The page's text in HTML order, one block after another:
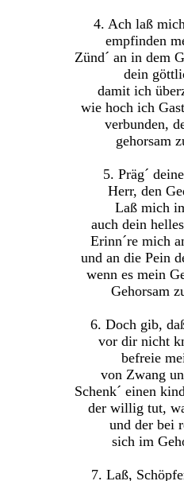
4. Ach laß
empfinden
Zünd´ an in dem
dein
damit ich
wie hoch ich
verbunden,
gehorsam
5. Präg´
Herr, den
Laß mich
auch dein
Erinn´re mich
und an die Pein
wenn es mein
Gehorsam
6. Doch gib,
vor dir nicht
befreie
von Zwang
Schenk´ einen
der willig tut,
und der bei
sich im
7. Laß,